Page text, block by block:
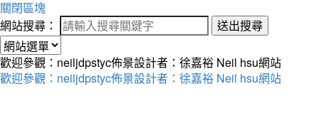
關閉區塊
網站搜尋：
送出搜尋
歡迎參觀：neiljdpstyc佈景設計者：徐嘉裕 Neil hsu網站
歡迎參觀：neiljdpstyc佈景設計者：徐嘉裕 Neil hsu網站